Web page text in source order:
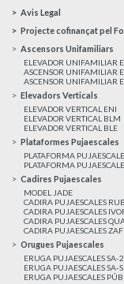
Avis Legal
Projecte cofinançat pel
Ascensors Unifamiliars
ELEVADOR UNIFAMILIAR
ASCENSOR UNIFAMILIAR
ASCENSOR UNIFAMILIAR
Elevadors Verticals
ELEVADOR VERTICAL ENI
ELEVADOR VERTICAL BLM
ELEVADOR VERTICAL BLE
Plataformes Pujaescales
PLATAFORMA
PLATAFORMA
Cadires Pujaescales
MODEL JADE
CADIRA PUJAESCALES
CADIRA PUJAESCALES
CADIRA PUJAESCALES
CADIRA PUJAESCALES
Orugues Pujaescales
ERUGA PUJAESCALES SA-2
ERUGA PUJAESCALES SA-S
ERUGA PUJAESCALES